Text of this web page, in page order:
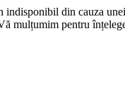
indisponibil din cauza
mulțumim pentru